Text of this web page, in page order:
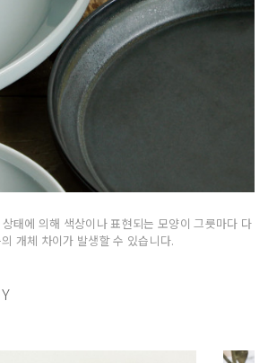
태에 의해 색상이나 표현되는 모양이 그릇마다 다
개체 차이가 발생할 수 있습니다.